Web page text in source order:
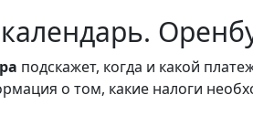
подскажет, когда и какой
о том, какие налоги